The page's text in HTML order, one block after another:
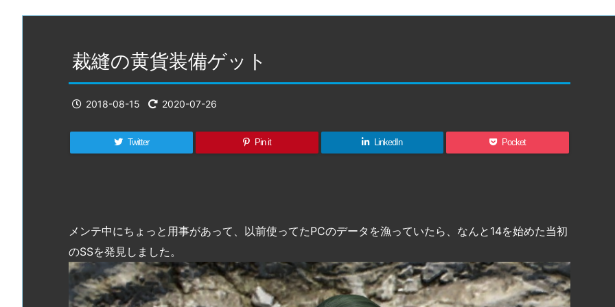
裁縫の黄貨装備ゲット
2018-08-15 2020-07-26
Twitter Pin it LinkedIn Pocket
メンテ中にちょっと用事があって、以前使ってたPCのデータを漁っていたら、なんと14を始めた当初
のSSを発見しました。